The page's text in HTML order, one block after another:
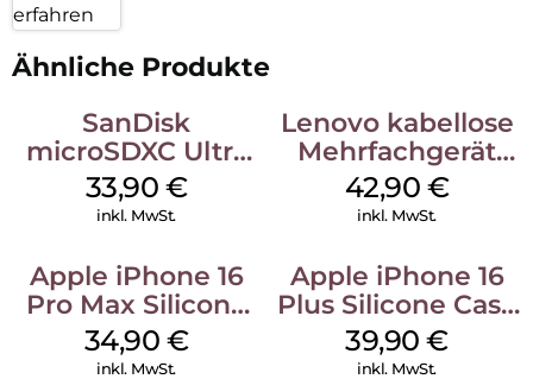
erfahren
Ähnliche Produkte
SanDisk
microSDXC Ultra
128 GB + Adapter
Mobile
33,90 €
inkl. MwSt.
Lenovo kabellose
Mehrfachgerät
Luna Grey
42,90 €
inkl. MwSt.
Apple iPhone 16
Pro Max Silicone
Case MagSafe
Denim
34,90 €
inkl. MwSt.
Apple iPhone 16
Plus Silicone Case
MagSafe Plum
39,90€
inkl. MwSt.